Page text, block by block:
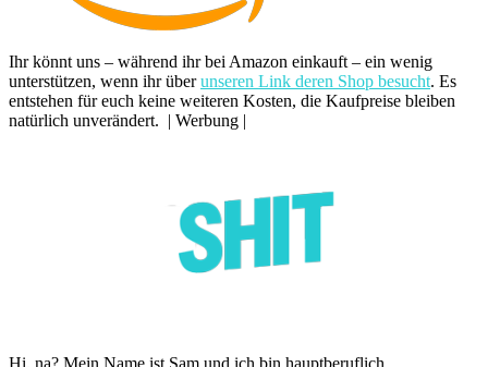
Ihr könnt uns – während ihr bei Amazon einkauft – ein wenig
unterstützen, wenn ihr überunseren Link deren Shop besucht. Es
entstehen für euch keine weiteren Kosten, die Kaufpreise bleiben
natürlich unverändert. | Werbung |
Hi, na? Mein Name ist Sam und ich bin hauptberuflich